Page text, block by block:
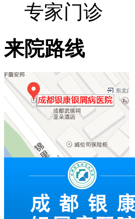
专家门诊
来院路线